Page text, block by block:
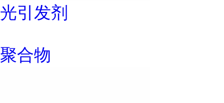
光引发剂
聚合物